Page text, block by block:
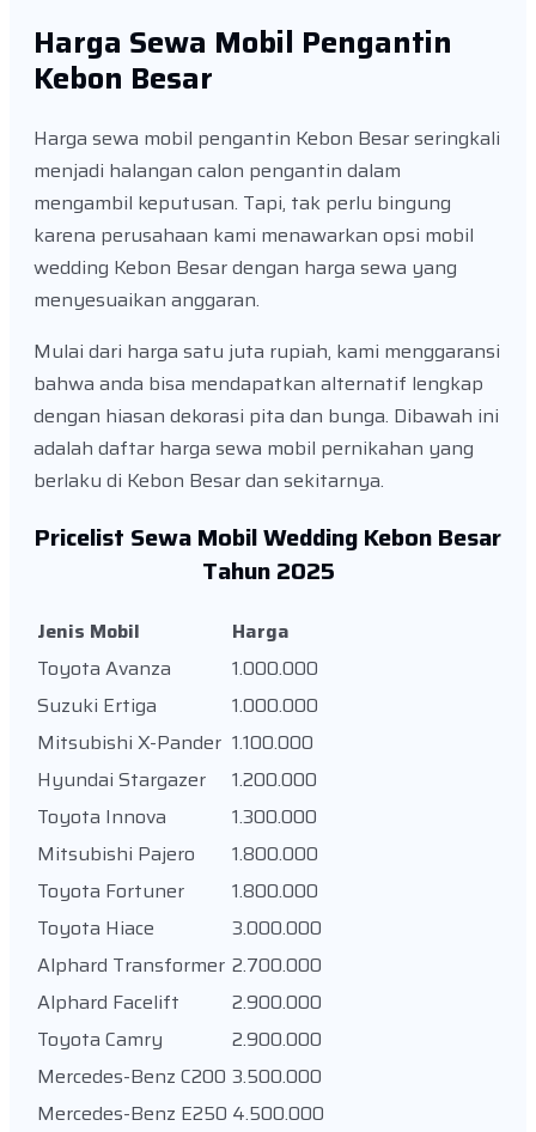
Harga Sewa Mobil Pengantin
Kebon Besar
Harga sewa mobil pengantin Kebon Besar seringkali
menjadi halangan calon pengantin dalam
mengambil keputusan. Tapi, tak perlu bingung
karena perusahaan kami menawarkan opsi mobil
wedding Kebon Besar dengan harga sewa yang
menyesuaikan anggaran.
Mulai dari harga satu juta rupiah, kami menggaransi
bahwa anda bisa mendapatkan alternatif lengkap
dengan hiasan dekorasi pita dan bunga. Dibawah ini
adalah daftar harga sewa mobil pernikahan yang
berlaku di Kebon Besar dan sekitarnya.
Pricelist Sewa Mobil Wedding Kebon Besar
Tahun 2025
Jenis Mobil
Harga
Toyota Avanza
1.000.000
Suzuki Ertiga
1.000.000
Mitsubishi X-Pander 1.100.000
Hyundai Stargazer
1.200.000
Toyota Innova
1.300.000
Mitsubishi Pajero
1.800.000
Toyota Fortuner
1.800.000
Toyota Hiace
3.000.000
Alphard Transformer 2.700.000
Alphard Facelift
2.900.000
Toyota Camry
2.900.000
Mercedes-Benz C200 3.500.000
Mercedes-Benz E250 4.500.000